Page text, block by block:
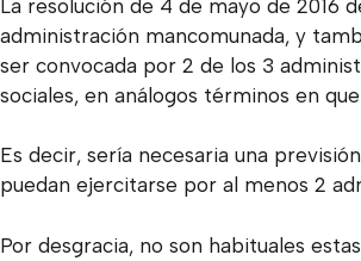
La resolución de 4 de mayo de 2016
administración mancomunada, y
ser convocada por 2 de los 3
sociales, en análogos términos en
Es decir, sería necesaria una
puedan ejercitarse por al menos 2
Por desgracia, no son habituales